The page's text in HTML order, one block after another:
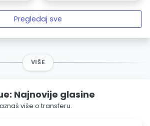
Pregledaj sve
VIŠE
Najnovije glasine
više o transferu.